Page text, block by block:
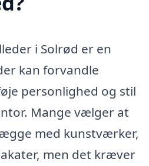
i Solrød er en
kan forvandle
personlighed og stil
Mange vælger at
med kunstværker,
men det kræver